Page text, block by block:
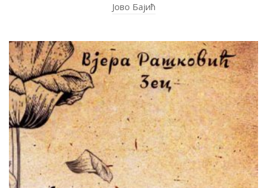
Јово Бајић